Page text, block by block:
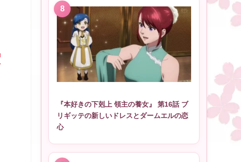
『本好きの下剋上 領主の養女』 第16話 ブ
リギッテの新しいドレスとダームエルの恋
心